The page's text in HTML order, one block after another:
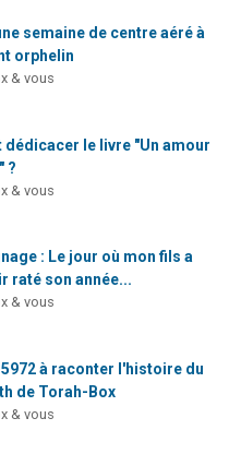
semaine de centre aéré à
orphelin
& vous
dédicacer le livre "Un amour
?
& vous
: Le jour où mon fils a
raté son année...
& vous
5972 à raconter l'histoire du
de Torah-Box
& vous